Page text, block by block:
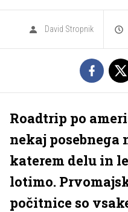
David Stropnik
Roadtrip po
nekaj posebnega
katerem delu in
lotimo.
počitnice so